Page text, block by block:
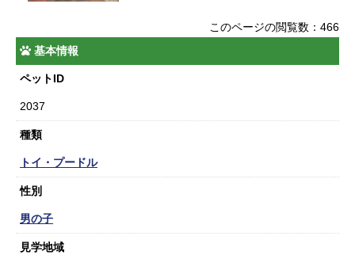
このページの閲覧数：466
基本情報
ペットID
2037
種類
トイ・プードル
性別
男の子
見学地域